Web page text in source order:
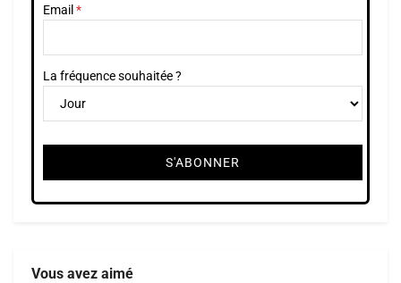
Email
La fréquence souhaitée ?
Vous avez aimé